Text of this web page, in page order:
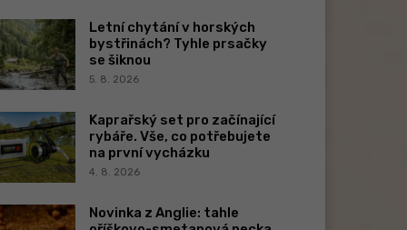
Letní chytání v horských
bystřinách? Tyhle prsačky
se šiknou
5. 8. 2026
Kaprařský set pro začínající
rybáře. Vše, co potřebujete
na první vycházku
4. 8. 2026
Novinka z Anglie: tahle